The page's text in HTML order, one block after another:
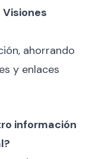
ahorrando
y enlaces
información